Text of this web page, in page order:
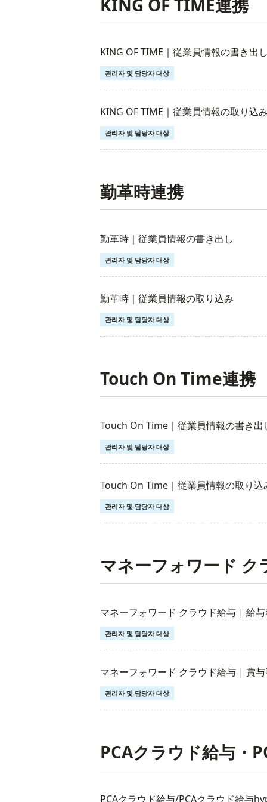
KING OF TIME連携
KING OF TIME｜従業員情報の書き出
관리자 및 담당자 대상
KING OF TIME｜従業員情報の取り込
관리자 및 담당자 대상
勤革時連携
勤革時｜従業員情報の書き出し
관리자 및 담당자 대상
勤革時｜従業員情報の取り込み
관리자 및 담당자 대상
Touch On Time連携
Touch On Time｜従業員情報の書き出
관리자 및 담당자 대상
Touch On Time｜従業員情報の取り込
관리자 및 담당자 대상
マネーフォワード ク
マネーフォワード クラウド給与 | 給
관리자 및 담당자 대상
マネーフォワード クラウド給与 | 賞
관리자 및 담당자 대상
PCAクラウド給与・
PCAクラウド給与/PCAクラウド給与